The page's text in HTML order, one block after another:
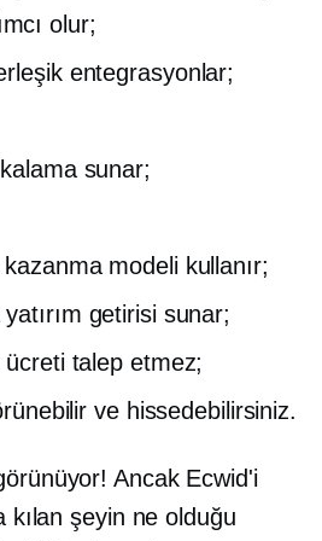
olur;
entegrasyonlar;
sunar;
modeli kullanır;
getirisi sunar;
talep etmez;
ve hissedebilirsiniz.
Ancak Ecwid'i
şeyin ne olduğu